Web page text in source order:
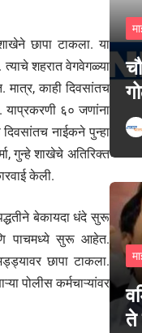
छापा टाकला. या
शहरात वेगवेगळ्या
काही दिवसांतच
याप्रकरणी ६० जणांना
नाईकने पुन्हा
गुन्हे शाखेचे अतिरिक्त
केली.
बेकायदा धंदे सुरू
पाचमध्ये सुरू आहेत.
छापा टाकला.
पोलीस कर्मचाऱ्यांवर
ते